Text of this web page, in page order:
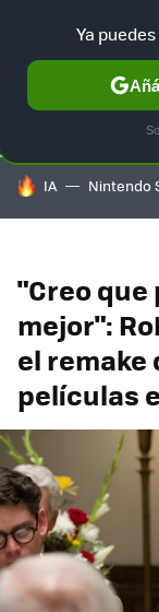
SELECCIÓN
HOY SE HABLA
IA Nintendo
"Creo
mejor":
el remake
películas
Ya